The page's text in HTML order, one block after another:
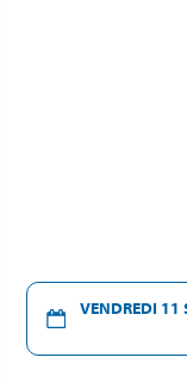
VENDREDI 11